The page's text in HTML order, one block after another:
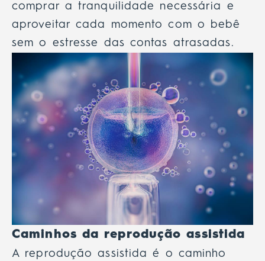
comprar a tranquilidade necessária e
aproveitar cada momento com o bebê
sem o estresse das contas atrasadas.
Caminhos da reprodução assistida
A reprodução assistida é o caminho